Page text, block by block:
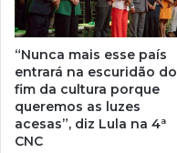
“Nunca mais esse país
entrará na escuridão do
fim da cultura porque
queremos as luzes
acesas”, diz Lula na 4ª
CNC